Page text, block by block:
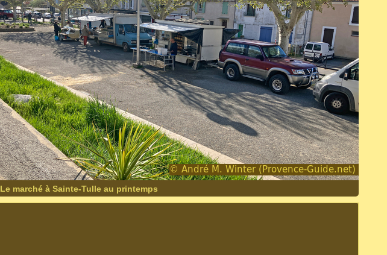
Le marché à Sainte-Tulle au printemps